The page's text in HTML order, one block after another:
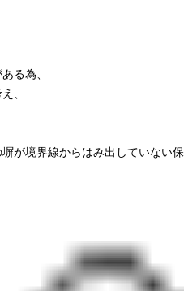
る為、
、
が境界線からはみ出していない保